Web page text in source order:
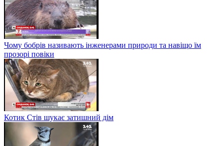
Чому бобрів називають інженерами природи та навіщо їм
прозорі повіки
Котик Стів шукає затишний дім